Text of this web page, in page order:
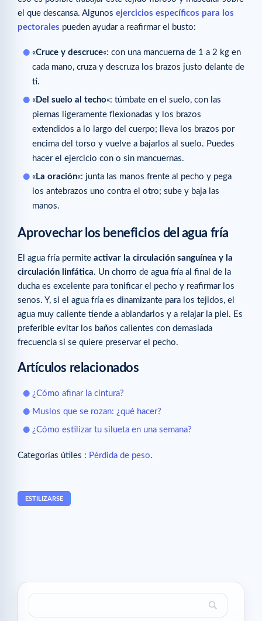
el que descansa. Algunos ejercicios específicos para los
pectorales pueden ayudar a reafirmar el busto:
«Cruce y descruce«: con una mancuerna de 1 a 2 kg en
cada mano, cruza y descruza los brazos justo delante de
ti.
« Del suelo al techo«: túmbate en el suelo, con las
piernas ligeramente flexionadas y los brazos
extendidos a lo largo del cuerpo; lleva los brazos por
encima del torso y vuelve a bajarlos al suelo. Puedes
hacer el ejercicio con o sin mancuernas.
« La oración«: junta las manos frente al pecho y pega
los antebrazos uno contra el otro; sube y baja las
manos.
Aprovechar los beneficios del agua fría
El agua fría permite activar la circulación sanguínea y la
circulación linfática. Un chorro de agua fría al final de la
ducha es excelente para tonificar el pecho y reafirmar los
senos. Y, si el agua fría es dinamizante para los tejidos, el
agua muy caliente tiende a ablandarlos y a relajar la piel. Es
preferible evitar los baños calientes con demasiada
frecuencia si se quiere preservar el pecho.
Artículos relacionados
¿Cómo afinar la cintura?
Muslos que se rozan: ¿qué hacer?
¿Cómo estilizar tu silueta en una semana?
Categorías útiles : Pérdida de peso.
ESTILIZARSE